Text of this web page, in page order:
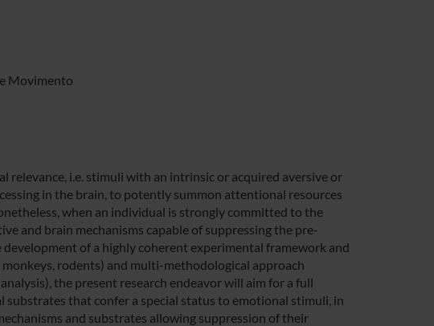
Movimento
i.e. stimuli with an intrinsic or acquired aversive or
in the brain, to potently summon attentional resources
when an individual is strongly committed to the
and brain mechanisms capable of suppressing the pre-
of a highly coherent experimental framework and
rodents) and multi-methodological approach
the present research endeavor will aim for a full
that confer a special status to emotional stimuli, in
and substrates allowing suppression of their